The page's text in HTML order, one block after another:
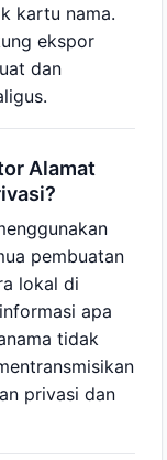
kartu nama.
ekspor
dan
Alamat
pembuatan
lokal di
apa
tidak
privasi dan